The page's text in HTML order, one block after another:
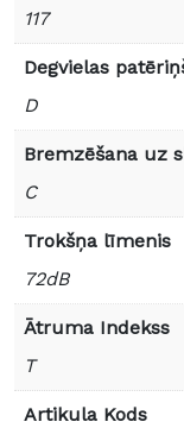
117
Degvielas
D
Bremzēšana uz
C
Trokšņa līmenis
72dB
Ātruma Indekss
T
Artikula Kods